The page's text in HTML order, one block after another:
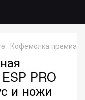
Кофемолка
PRO
и ножи